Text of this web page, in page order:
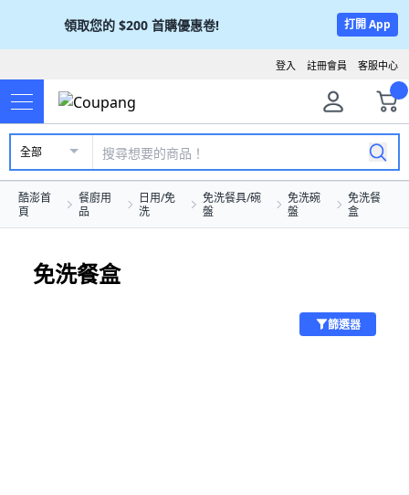
領取您的 $200 首購優惠卷! 打開 App
客服中心
註冊會員
登入
全部
酷澎首
頁
餐廚用
品
日用/免
洗
免洗餐具/碗
盤
免洗碗
盤
免洗餐
盒
免洗餐盒
篩選器